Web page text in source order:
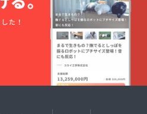
時、必
ず備考
欄に掲
載を希
望され
るお名
前をご
ださ